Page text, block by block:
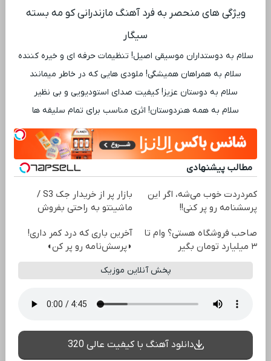
ویژگی ‌های منحصر به فرد آهنگ مازندرانی کو مه بسته
سیگار
سلام به دوستداران موسیقی اصیل! تنظیمات حرفه ‌ای و خیره‌ کننده
سلام به همراهان همیشگی! ملودی ‌هایی که در خاطر میمانند
سلام به دوستان عزیز! کیفیت صدای استودیویی و بی ‌نظیر
سلام به همه هنردوستان! اثری مناسب برای تمام سلیقه ‌ها
مطالب پیشنهادی
کمردردت خوب می‌شه، اگر این
پرسشنامه رو پر کنی!!
بازار پر از خریدار جک S3 /
ماشینتو به راحتی بفروش
صاحب فروشگاه هستی؟ وام تا
۳ میلیارد تومان بگیر
آخرین باری که درد کمر داری!
◗پرسش‌نامه رو پر کن◖
پخش آنلاین موزیک
دانلود آهنگ با کیفیت عالی 320